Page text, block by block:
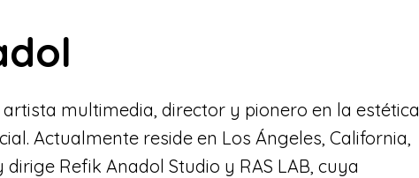
artista multimedia, director y pionero en la estética
Actualmente reside en Los Ángeles, California,
Refik Anadol Studio y RAS LAB, cuya